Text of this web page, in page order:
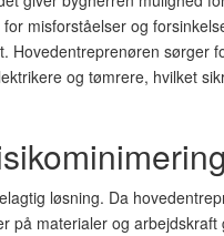
misforståelser og
Hovedentreprenøren sørger
og tømrere, hvilket
løsning. Da
på materialer og arbejdskraft